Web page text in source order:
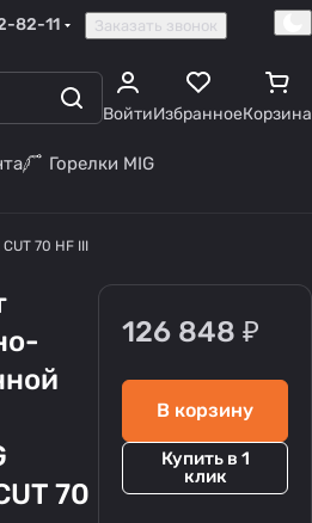
82-11 Заказать звонок
ВойтиИзбранноеКорзина
Горелки MIG
70 HF III
70
126 848 ₽
В корзину
Купить в 1
клик